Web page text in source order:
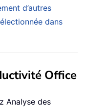
d’autres
dans
Office
Analyse des